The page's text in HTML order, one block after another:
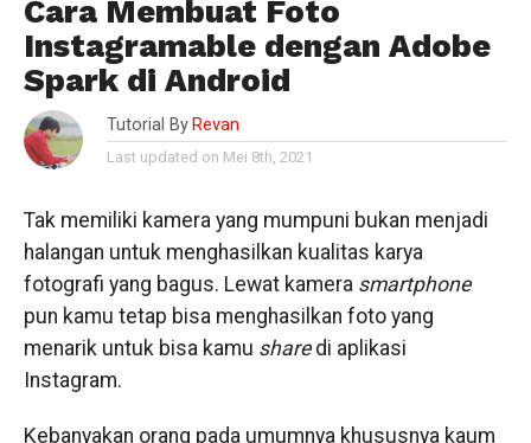
Cara Membuat Foto
Instagramable dengan Adobe
Spark di Android
Tutorial By Revan
Last updated on Mei 8th, 2021
Tak memiliki kamera yang mumpuni bukan menjadi
halangan untuk menghasilkan kualitas karya
fotografi yang bagus. Lewat kamera smartphone
pun kamu tetap bisa menghasilkan foto yang
menarik untuk bisa kamu sharedi aplikasi
Instagram.
Kebanyakan orang pada umumnya khususnya kaum